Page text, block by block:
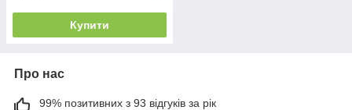
Купити
Про нас
99% позитивних з 93 відгуків за рік